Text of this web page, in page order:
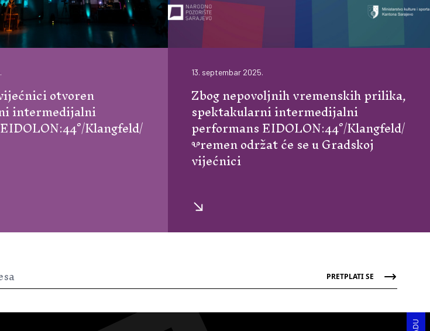
otvoren
intermedijalni
Klangfeld/
13. septembar 2025.
Zbog nepovoljnih vremenskih prilika,
spektakularni intermedijalni
performans EIDOLON:44°/Klangfeld/
Ⰲremen održat će se u Gradskoj
vijećnici
PRETPLATI SE